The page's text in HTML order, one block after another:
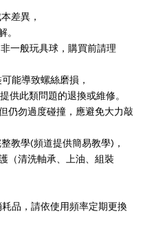
差異，
。
一般玩具球，購買前請理
能導致螺絲磨損，
供此類問題的退換或維修。
仍勿過度碰撞，應避免大力敲
教學(頻道提供簡易教學)，
（清洗軸承、上油、組裝
品，請依使用頻率定期更換